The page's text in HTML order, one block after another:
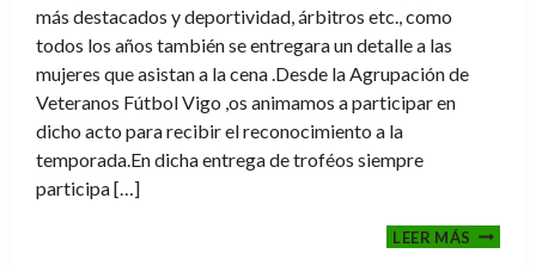
más destacados y deportividad, árbitros etc., como
todos los años también se entregara un detalle a las
mujeres que asistan a la cena .Desde la Agrupación de
Veteranos Fútbol Vigo ,os animamos a participar en
dicho acto para recibir el reconocimiento a la
temporada.En dicha entrega de troféos siempre
participa […]
LEER MÁSCENA-